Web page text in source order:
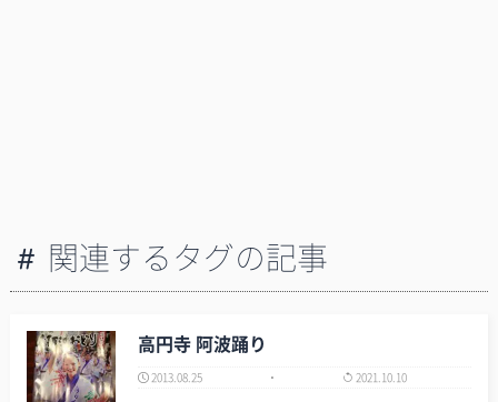
関連するタグの記事
高円寺 阿波踊り
2013.08.25
2021.10.10